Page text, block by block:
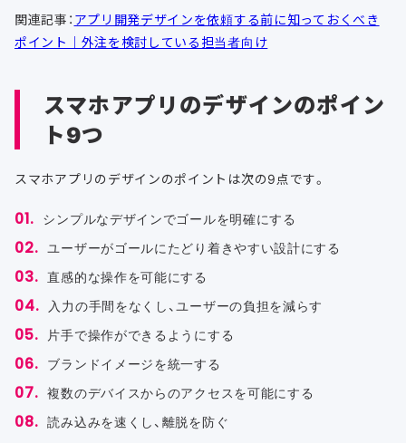
関連記事： アプリ開発デザインを依頼する前に知っておくべき
ポイント｜外注を検討している担当者向け
スマホアプリのデザインのポイン
ト9つ
スマホアプリのデザインのポイントは次の9点です。
シンプルなデザインでゴールを明確にする
ユーザーがゴールにたどり着きやすい設計にする
直感的な操作を可能にする
入力の手間をなくし、ユーザーの負担を減らす
片手で操作ができるようにする
ブランドイメージを統一する
複数のデバイスからのアクセスを可能にする
読み込みを速くし、離脱を防ぐ